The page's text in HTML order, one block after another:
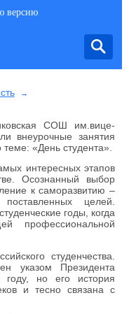
версию
→
СОШ им.вице-
внеурочные занятия
«День студента».
интересных этапов
Осознанный выбор
к саморазвитию –
целей.
годы, когда
профессиональной
студенчества.
указом Президента
но его история
и тесно связана с